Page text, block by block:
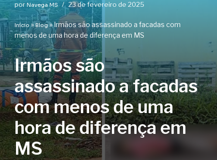
por Navega MS 23 de fevereiro de 2025
Início»Blog»Irmãos são assassinado a facadas com
menos de uma hora de diferença em MS
Irmãos são
assassinado a facadas
com menos de uma
hora de diferença em
MS